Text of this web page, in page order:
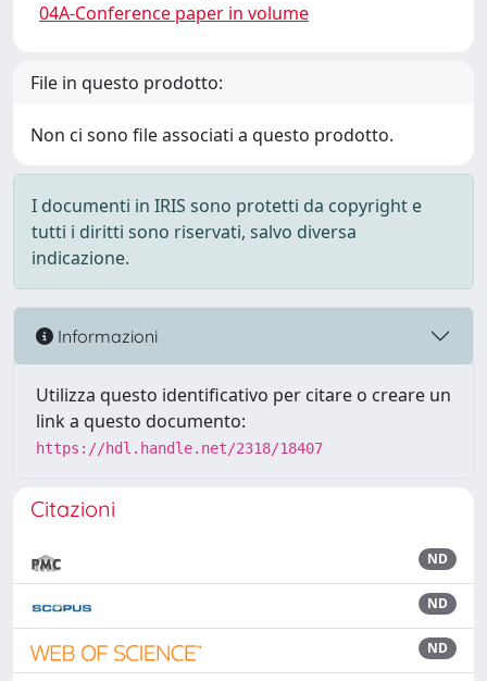
04A-Conference paper in volume
File in questo prodotto:
Non ci sono file associati a questo prodotto.
I documenti in IRIS sono protetti da copyright e
tutti i diritti sono riservati, salvo diversa
indicazione.
Informazioni
Utilizza questo identificativo per citare o creare un
link a questo documento:
https://hdl.handle.net/2318/18407
Citazioni
ND
ND
ND